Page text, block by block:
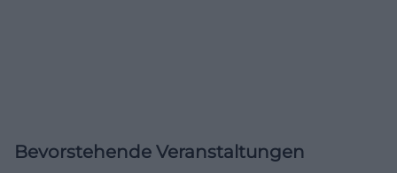
Bevorstehende Veranstaltungen